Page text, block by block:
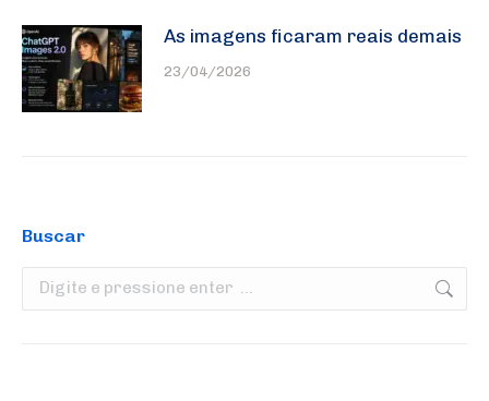
As imagens ficaram reais demais
23/04/2026
Buscar
Search: